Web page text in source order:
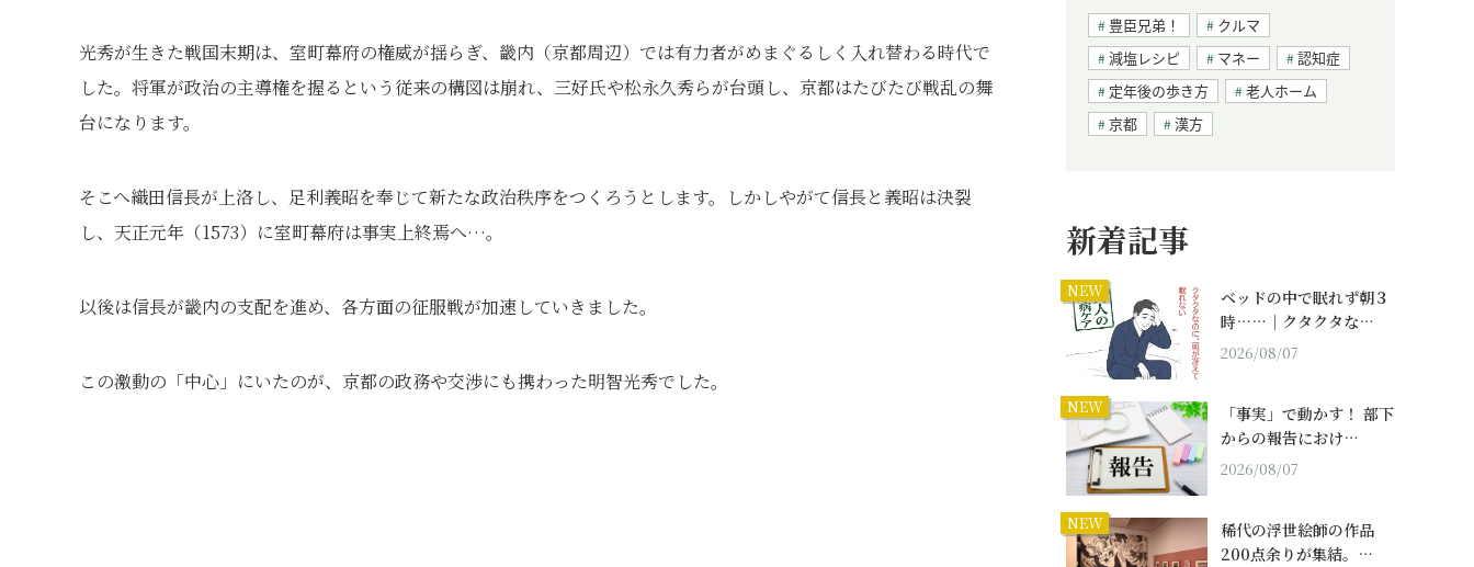
光秀が生きた戦国末期は、室町幕府の権威が揺らぎ、畿内（京都周辺）では有力者がめまぐるしく入れ替わる時代で
した。将軍が政治の主導権を握るという従来の構図は崩れ、三好氏や松永久秀らが台頭し、京都はたびたび戦乱の舞
台になります。
そこへ織田信長が上洛し、足利義昭を奉じて新たな政治秩序をつくろうとします。しかしやがて信長と義昭は決裂
し、天正元年（1573）に室町幕府は事実上終焉へ…。
以後は信長が畿内の支配を進め、各方面の征服戦が加速していきました。
この激動の「中心」にいたのが、京都の政務や交渉にも携わった明智光秀でした。
豊臣兄弟！
クルマ
減塩レシピ
マネー
認知症
定年後の歩き方
老人ホーム
京都
漢方
新着記事
NEW
ベッドの中で眠れず朝３
時……｜クタクタな…
2026/08/07
NEW
「事実」で動かす！ 部下
からの報告におけ…
2026/08/07
NEW
稀代の浮世絵師の作品
200点余りが集結。…